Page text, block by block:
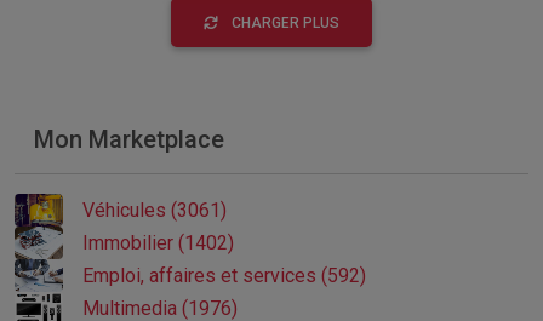
CHARGER PLUS
Mon Marketplace
Véhicules (3061)
Immobilier (1402)
Emploi, affaires et services (592)
Multimedia (1976)